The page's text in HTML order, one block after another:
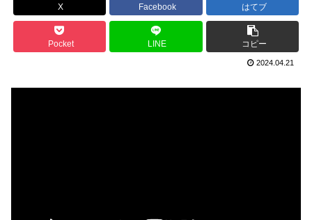
X Facebook はてブ
Pocket LINE コピー
2024.04.21